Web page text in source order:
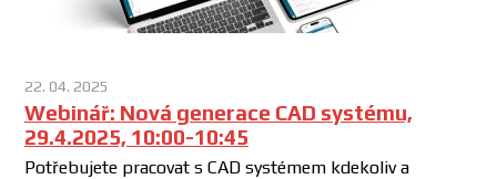
22. 04. 2025
Webinář: Nová generace CAD systému,
29.4.2025, 10:00-10:45
Potřebujete pracovat s CAD systémem kdekoliv a